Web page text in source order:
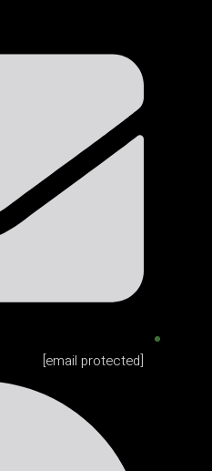
[email protected]